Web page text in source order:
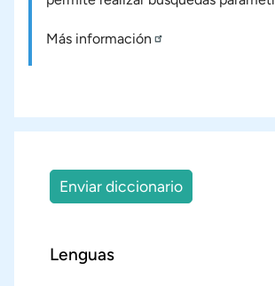
Más información
Enviar diccionario
Lenguas